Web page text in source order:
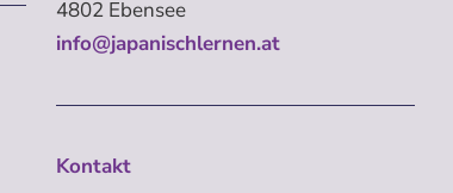
4802 Ebensee
info@japanischlernen.at
Kontakt